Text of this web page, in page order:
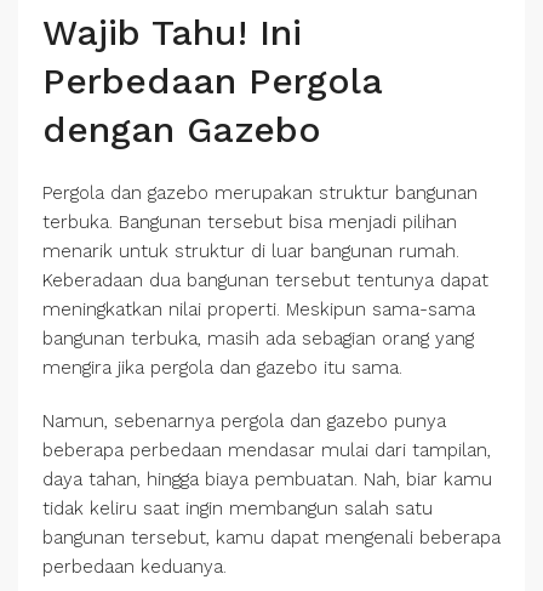
Wajib Tahu! Ini
Perbedaan Pergola
dengan Gazebo
Pergola dan gazebo merupakan struktur bangunan
terbuka. Bangunan tersebut bisa menjadi pilihan
menarik untuk struktur di luar bangunan rumah.
Keberadaan dua bangunan tersebut tentunya dapat
meningkatkan nilai properti. Meskipun sama-sama
bangunan terbuka, masih ada sebagian orang yang
mengira jika pergola dan gazebo itu sama.
Namun, sebenarnya pergola dan gazebo punya
beberapa perbedaan mendasar mulai dari tampilan,
daya tahan, hingga biaya pembuatan. Nah, biar kamu
tidak keliru saat ingin membangun salah satu
bangunan tersebut, kamu dapat mengenali beberapa
perbedaan keduanya.